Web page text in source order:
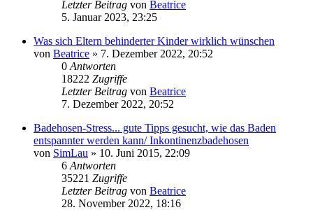
Letzter Beitrag von Beatrice
5. Januar 2023, 23:25
Was sich Eltern behinderter Kinder wirklich wünschen
von Beatrice » 7. Dezember 2022, 20:52
0 Antworten
18222 Zugriffe
Letzter Beitrag von Beatrice
7. Dezember 2022, 20:52
Badehosen-Stress... gute Tipps gesucht, wie das Baden
entspannter werden kann/ Inkontinenzbadehosen
von SimLau » 10. Juni 2015, 22:09
6 Antworten
35221 Zugriffe
Letzter Beitrag von Beatrice
28. November 2022, 18:16